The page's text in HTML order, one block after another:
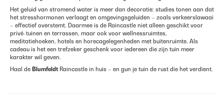
Het geluid van stromend water is meer dan decoratie: studies tonen aan dat
het stresshormonen verlaagt en omgevingsgeluiden – zoals verkeerslawaai
– effectief overstemt. Daarmee is de Raincastle niet alleen geschikt voor
privé-tuinen en terrassen, maar ook voor wellnessruimtes,
meditatiehoeken, hotels en horecagelegenheden met buitenruimte. Als
cadeau is het een trefzeker geschenk voor iedereen die zijn tuin meer
karakter wil geven.
Haal de BlumfeldtRaincastle in huis – en gun je tuin de rust die het verdient.